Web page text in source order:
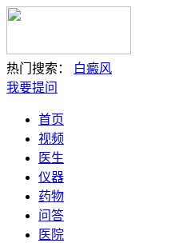
热门搜索：
白癜风
我要提问
首页
视频
医生
仪器
药物
问答
医院